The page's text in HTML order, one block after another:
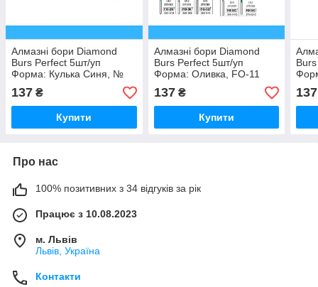
Алмазні бори Diamond
Burs Perfect 5шт/уп
Форма: Кулька Синя, №
BR - 30
137 ₴
Купити
Алмазні бори Diamond
Burs Perfect 5шт/уп
Форма: Оливка, FO-11
137₴
Купити
137
Про нас
100% позитивних з 34 відгуків за рік
Працює з 10.08.2023
м. Львів
Львів, Україна
Контакти